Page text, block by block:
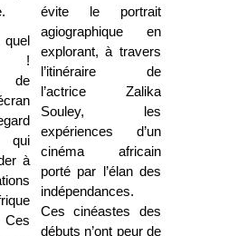
!
de
qui
à
évite le portrait
agiographique en
explorant, à travers
l’itinéraire de
l’actrice Zalika
Souley, les
expériences d’un
cinéma africain
porté par l’élan des
indépendances.
Ces cinéastes des
débuts n’ont peur de